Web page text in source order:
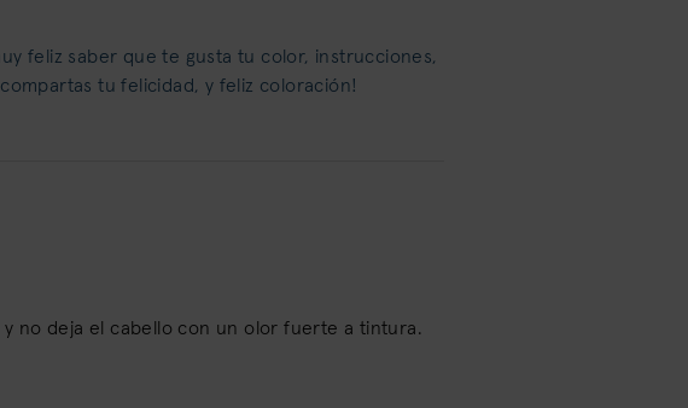
feliz saber que te gusta tu color, instrucciones,
tu felicidad, y feliz coloración!
no deja el cabello con un olor fuerte a tintura.